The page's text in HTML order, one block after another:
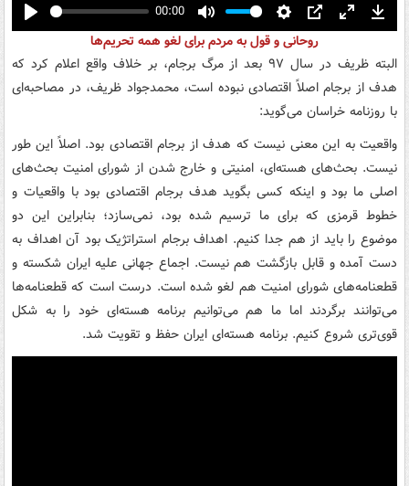
Play
00:00
Mute Settings
PIP Enter
روحانی و قول به مردم برای لغو همه تحریم‌ها
البته ظریف در سال ۹۷ بعد از مرگ برجام، بر خلاف واقع اعلام کرد که
هدف از برجام اصلاً اقتصادی نبوده است، محمدجواد ظریف، در مصاحبه‌ای
با روزنامه خراسان می‌گوید:
واقعیت به این معنی نیست که هدف از برجام اقتصادی بود. اصلاً این طور
نیست. بحث‌های هسته‌ای، امنیتی و خارج شدن از شورای امنیت بحث‌های
اصلی ما بود و اینکه کسی بگوید هدف برجام اقتصادی بود با واقعیات و
خطوط قرمزی که برای ما ترسیم شده بود، نمی‌سازد؛ بنابراین این دو
موضوع را باید از هم جدا کنیم. اهداف برجام استراتژیک بود آن اهداف به
دست آمده و قابل بازگشت هم نیست. اجماع جهانی علیه ایران شکسته و
قطعنامه‌های شورای امنیت هم لغو شده است. درست است که قطعنامه‌ها
می‌توانند برگردند اما ما هم می‌توانیم برنامه هسته‌ای خود را به شکل
قوی‌تری شروع کنیم. برنامه هسته‌ای ایران حفظ و تقویت شد.